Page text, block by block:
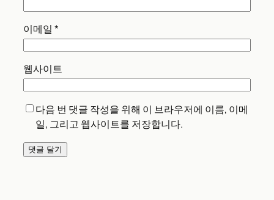
이메일 *
웹사이트
다음 번 댓글 작성을 위해 이 브라우저에 이름, 이메
일, 그리고 웹사이트를 저장합니다.